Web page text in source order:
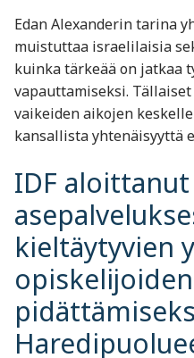
Edan Alexanderin tarina
muistuttaa israelilaisia
kuinka tärkeää on jatkaa
vapauttamiseksi.
vaikeiden aikojen
kansallista yhtenäisyyttä
IDF
kieltäytyvien
opiskelijoiden